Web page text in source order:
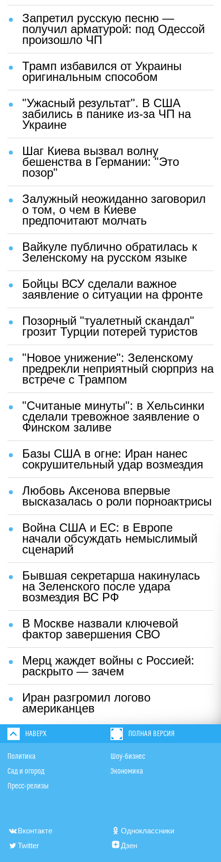
Запретил русскую песню —
получил арматурой: под Одессой
произошло ЧП
Трамп избавился от Украины
оригинальным способом
"Ужасный результат". В США
забились в панике из-за ЧП на
Украине
Шаг Киева вызвал волну
бешенства в Германии: "Это
позор"
Залужный неожиданно заговорил
о том, о чем в Киеве
предпочитают молчать
Вайкуле публично обратилась к
Зеленскому на русском языке
Бойцы ВСУ сделали важное
заявление о ситуации на фронте
Позорный "туалетный скандал"
грозит Турции потерей туристов
"Новое унижение": Зеленскому
предрекли неприятный сюрприз на
встрече с Трампом
"Считаные минуты": в Хельсинки
сделали тревожное заявление о
Финском заливе
Базы США в огне: Иран нанес
сокрушительный удар возмездия
Любовь Аксенова впервые
высказалась о роли порноактрисы
Война США и ЕС: в Европе
начали обсуждать немыслимый
сценарий
Бывшая секретарша накинулась
на Зеленского после удара
возмездия ВС РФ
В Москве назвали ключевой
фактор завершения СВО
Мерц жаждет войны с Россией:
раскрыто — зачем
Иран разгромил логово
американцев
НАВЕРХ ПОЛНАЯ ВЕРСИЯ
Политика
Сад и огород
Пресс-релизы
Шоу-бизнес
Экономика
Вконтакте
Одноклассники
Twitter
Дзен